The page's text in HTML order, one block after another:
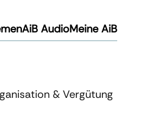
AiB AudioMeine AiB
& Vergütung